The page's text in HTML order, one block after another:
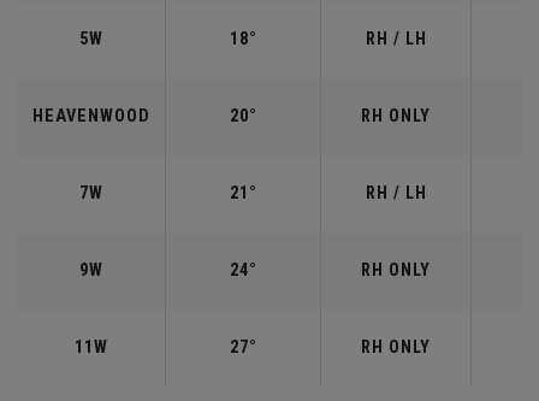
5W 18° RH / LH
HEAVENWOOD 20° RH ONLY
7W 21° RH / LH
9W 24° RH ONLY
11W 27° RH ONLY